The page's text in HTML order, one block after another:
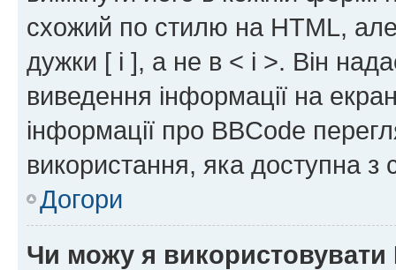
схожий по стилю на HTML, але
дужки [ і ], а не в < і >. Він
виведення інформації на
інформації про BBCode
використання, яка доступна з
Догори
Чи можу я використовувати